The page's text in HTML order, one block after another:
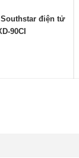
điện tử
90CI